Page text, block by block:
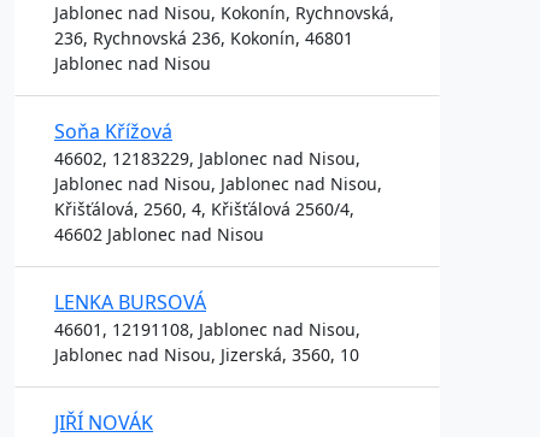
Jablonec nad Nisou, Kokonín, Rychnovská,
236, Rychnovská 236, Kokonín, 46801
Jablonec nad Nisou
Soňa Křížová
46602, 12183229, Jablonec nad Nisou,
Jablonec nad Nisou, Jablonec nad Nisou,
Křišťálová, 2560, 4, Křišťálová 2560/4,
46602 Jablonec nad Nisou
LENKA BURSOVÁ
46601, 12191108, Jablonec nad Nisou,
Jablonec nad Nisou, Jizerská, 3560, 10
JIŘÍ NOVÁK